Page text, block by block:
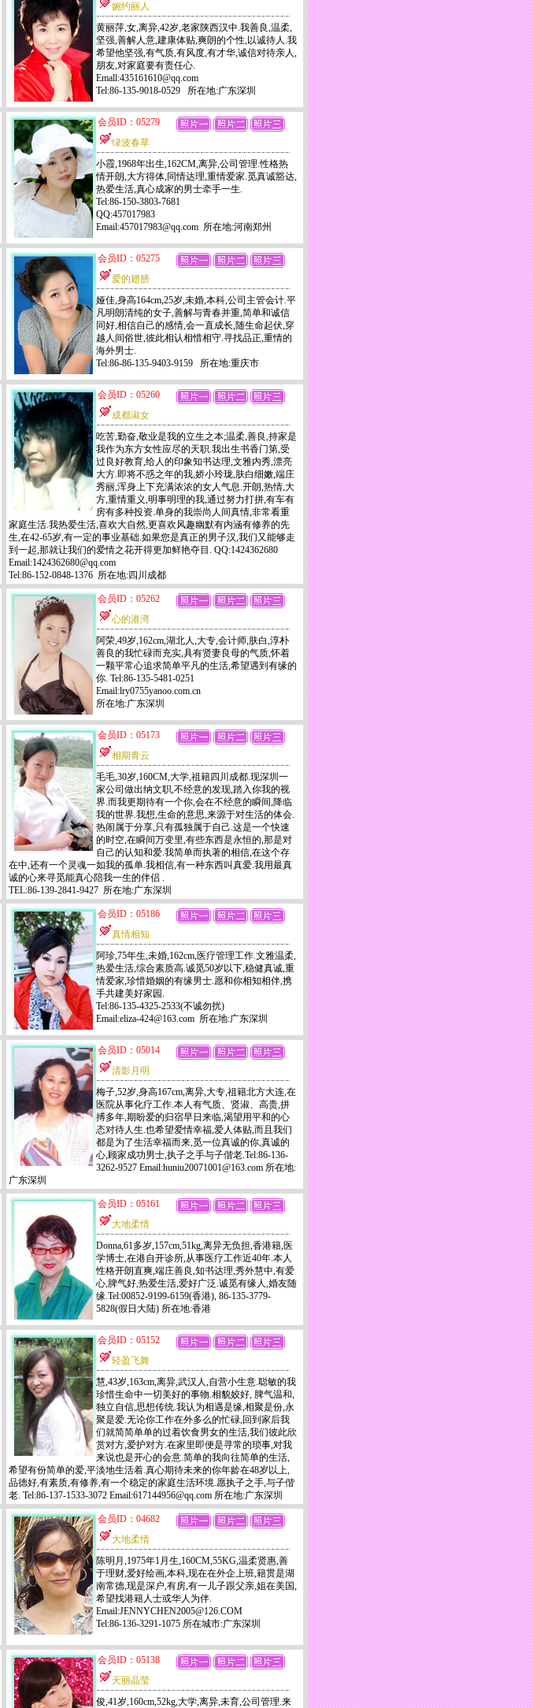
婉约丽人
黄丽萍,女,离异,42岁,老家陕西汉中.我善良,温柔,
坚强,善解人意,建康体贴,爽朗的个性,以诚待人.我
希望他坚强,有气质,有风度,有才华,诚信对待亲人,
朋友,对家庭要有责任心.
Emall:435161610@qq.com
Tel:86-135-9018-0529 所在地:广东深圳
会员ID：05279
绿波春草
小霞,1968年出生,162CM,离异,公司管理.性格热
情开朗,大方得体,同情达理,重情爱家.觅真诚豁达,
热爱生活,真心成家的男士牵手一生.
Tel:86-150-3803-7681
QQ:457017983
Email:457017983@qq.com 所在地:河南郑州
会员ID：05275
爱的翅膀
娅佳,身高164cm,25岁,未婚,本科,公司主管会计.平
凡明朗清纯的女子,善解与青春并重,简单和诚信
同好,相信自己的感情,会一直成长,随生命起伏,穿
越人间俗世,彼此相认相惜相守.寻找品正,重情的
海外男士.
Tel:86-86-135-9403-9159 所在地:重庆市
会员ID：05260
成都淑女
吃苦,勤奋,敬业是我的立生之本;温柔,善良,持家是
我作为东方女性应尽的天职.我出生书香门第,受
过良好教育,给人的印象知书达理,文雅内秀,漂亮
大方.即将不惑之年的我,娇小玲珑,肤白细嫩,端庄
秀丽,浑身上下充满浓浓的女人气息.开朗,热情,大
方,重情重义,明事明理的我,通过努力打拼,有车有
房有多种投资.单身的我崇尚人间真情,非常看重
家庭生活.我热爱生活,喜欢大自然,更喜欢风趣幽默有内涵有修养的先
生,在42-65岁,有一定的事业基础.如果您是真正的男子汉,我们又能够走
到一起,那就让我们的爱情之花开得更加鲜艳夺目. QQ:1424362680
Email:1424362680@qq.com
Tel:86-152-0848-1376 所在地:四川成都
会员ID：05262
心的港湾
阿荣,49岁,162cm,湖北人,大专,会计师,肤白,淳朴
善良的我忙碌而充实,具有贤妻良母的气质,怀着
一颗平常心追求简单平凡的生活,希望遇到有缘的
你. Tel:86-135-5481-0251
Email:lry0755yanoo.com.cn
所在地:广东深圳
会员ID：05173
相期青云
毛毛,30岁,160CM,大学,祖籍四川成都.现深圳一
家公司做出纳文职,不经意的发现,踏入你我的视
界.而我更期待有一个你,会在不经意的瞬间,降临
我的世界.我想,生命的意思,来源于对生活的体会.
热闹属于分享,只有孤独属于自己.这是一个快速
的时空,在瞬间万变里,有些东西是永恒的,那是对
自己的认知和爱.我简单而执著的相信,在这个存
在中,还有一个灵魂一如我的孤单.我相信,有一种东西叫真爱.我用最真
诚的心来寻觅能真心陪我一生的伴侣 .
TEL:86-139-2841-9427 所在地:广东深圳
会员ID：05186
真情相知
阿珍,75年生,未婚,162cm,医疗管理工作.文雅温柔,
热爱生活,综合素质高.诚觅50岁以下,稳健真诚,重
情爱家,珍惜婚姻的有缘男士.愿和你相知相伴,携
手共建美好家园.
Tel:86-135-4325-2533(不诚勿扰)
Email:eliza-424@163.com 所在地:广东深圳
会员ID：05014
清影月明
梅子,52岁,身高167cm,离异,大专,祖籍北方大连,在
医院从事化疗工作.本人有气质、贤淑、高贵,拼
搏多年,期盼爱的归宿早日来临,渴望用平和的心
态对待人生.也希望爱情幸福,爱人体贴,而且我们
都是为了生活幸福而来,觅一位真诚的你,真诚的
心,顾家成功男士,执子之手与子偕老.Tel:86-136-
3262-9527 Email:huniu20071001@163.com 所在地:
广东深圳
会员ID：05161
大地柔情
Donna,61多岁,157cm,51kg,离异无负担,香港籍,医
学博士,在港自开诊所,从事医疗工作近40年.本人
性格开朗直爽,端庄善良,知书达理,秀外慧中,有爱
心,脾气好,热爱生活,爱好广泛.诚觅有缘人,婚友随
缘.Tel:00852-9199-6159(香港), 86-135-3779-
5828(假日大陆) 所在地:香港
会员ID：05152
轻盈飞舞
慧,43岁,163cm,离异,武汉人,自营小生意.聪敏的我
珍惜生命中一切美好的事物.相貌姣好, 脾气温和,
独立自信,思想传统.我认为相遇是缘,相聚是份,永
聚是爱.无论你工作在外多么的忙碌,回到家后我
们就简简单单的过着饮食男女的生活,我们彼此欣
赏对方,爱护对方.在家里即便是寻常的琐事,对我
来说也是开心的会意.简单的我向往简单的生活,
希望有份简单的爱,平淡地生活着.真心期待未来的你年龄在48岁以上,
品德好,有素质,有修养,有一个稳定的家庭生活环境.愿执子之手,与子偕
老. Tel:86-137-1533-3072 Email:617144956@qq.com 所在地:广东深圳
会员ID：04682
大地柔情
陈明月,1975年1月生,160CM,55KG,温柔贤惠,善
于理财,爱好绘画,本科,现在在外企上班,籍贯是湖
南常德,现是深户,有房,有一儿子跟父亲,姐在美国,
希望找港籍人士或华人为伴.
Email:JENNYCHEN2005@126.COM
Tel:86-136-3291-1075 所在城市:广东深圳
会员ID：05138
天丽晶莹
俊,41岁,160cm,52kg,大学,离异,未育,公司管理.来